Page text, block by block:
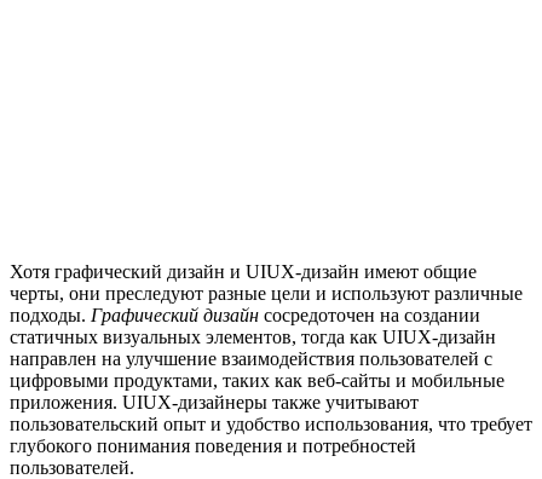
Хотя графический дизайн и UIUX-дизайн имеют общие
черты, они преследуют разные цели и используют различные
подходы. Графический дизайн сосредоточен на создании
статичных визуальных элементов, тогда как UIUX-дизайн
направлен на улучшение взаимодействия пользователей с
цифровыми продуктами, таких как веб-сайты и мобильные
приложения. UIUX-дизайнеры также учитывают
пользовательский опыт и удобство использования, что требует
глубокого понимания поведения и потребностей
пользователей.